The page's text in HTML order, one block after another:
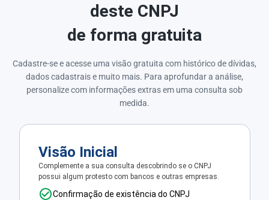
deste CNPJ
de forma gratuita
Cadastre-se e acesse uma visão gratuita com histórico de dívidas,
dados cadastrais e muito mais. Para aprofundar a análise,
personalize com informações extras em uma consulta sob
medida.
Visão Inicial
Complemente a sua consulta descobrindo se o CNPJ
possui algum protesto com bancos e outras empresas.
Confirmação de existência do CNPJ